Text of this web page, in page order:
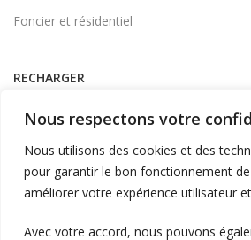
Nous respectons votre
Nous utilisons des cookies et des
pour garantir le bon fonctionnement
améliorer votre expérience utilisateur
Avec votre accord, nous pouvons
Foncier et résidentiel
RECHARGER
A Domicile
Télécharger l'application